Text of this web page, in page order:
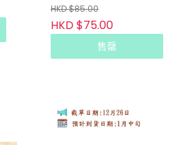
HKD $85.00
HKD $75.00
售罄